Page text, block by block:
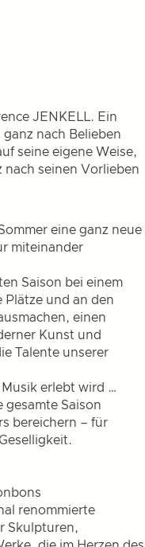
JENKELL. Ein
nach Belieben
seine eigene Weise,
nach seinen Vorlieben
eine ganz neue
miteinander
Saison bei einem
Plätze und an den
einen
Kunst und
Talente unserer
erlebt wird …
gesamte Saison
bereichern – für
renommierte
Skulpturen,